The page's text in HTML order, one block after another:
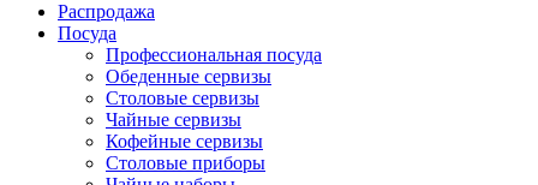
Распродажа
Посуда
Профессиональная посуда
Обеденные сервизы
Столовые сервизы
Чайные сервизы
Кофейные сервизы
Столовые приборы